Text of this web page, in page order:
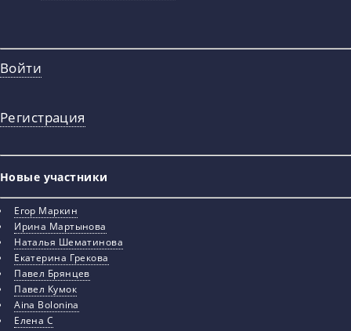
Войти
Регистрация
Новые участники
Егор Маркин
Ирина Мартынова
Наталья Шематинова
Екатерина Грекова
Павел Брянцев
Павел Кумок
Aina Bolonina
Елена С